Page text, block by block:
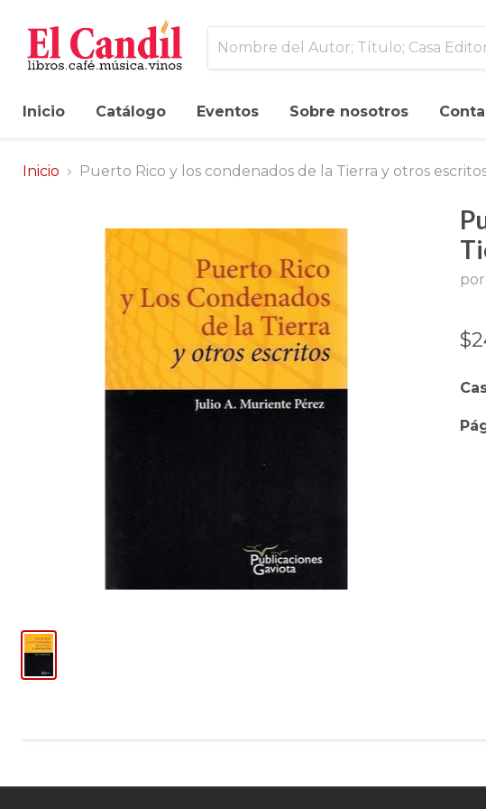
Inicio
Catálogo Eventos Sobre nosotros
Inicio Puerto Rico y los condenados de la Tierra y otros